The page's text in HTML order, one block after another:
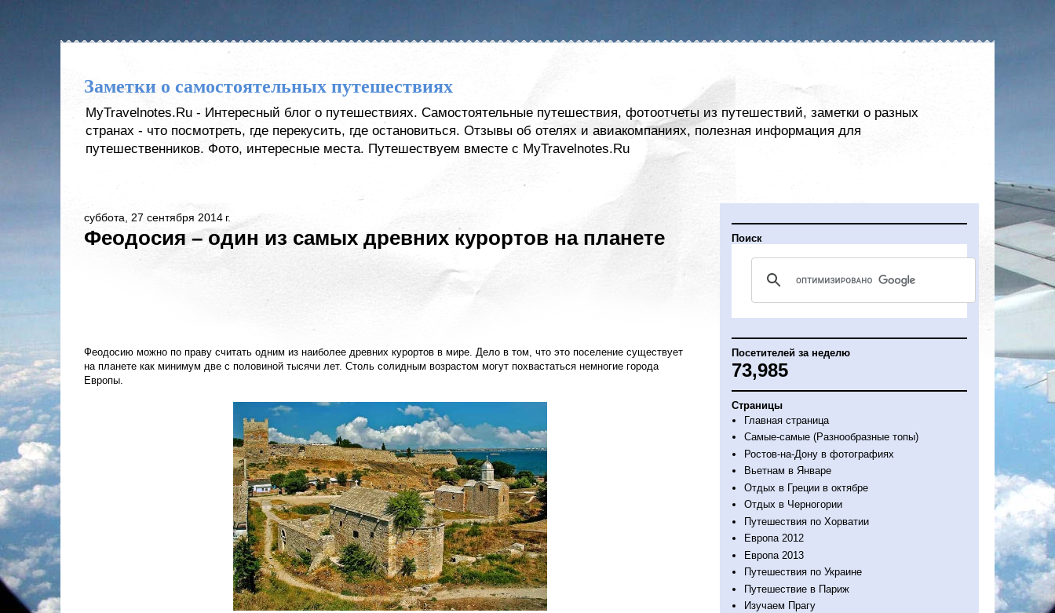
Заметки о самостоятельных путешествиях
MyTravelnotes.Ru - Интересный блог о путешествиях. Самостоятельные путешествия, фотоотчеты из путешествий, заметки о разных
странах - что посмотреть, где перекусить, где остановиться. Отзывы об отелях и авиакомпаниях, полезная информация для
путешественников. Фото, интересные места. Путешествуем вместе с MyTravelnotes.Ru
суббота, 27 сентября 2014 г.
Феодосия – один из самых древних курортов на планете
Феодосию можно по праву считать одним из наиболее древних курортов в мире. Дело в том, что это поселение существует
на планете как минимум две с половиной тысячи лет. Столь солидным возрастом могут похвастаться немногие города
Европы.
Поиск
Посетителей за неделю
73,985
Страницы
Главная страница
Самые-самые (Разнообразные топы)
Ростов-на-Дону в фотографиях
Вьетнам в Январе
Отдых в Греции в октябре
Отдых в Черногории
Путешествия по Хорватии
Европа 2012
Европа 2013
Путешествия по Украине
Путешествие в Париж
Изучаем Прагу